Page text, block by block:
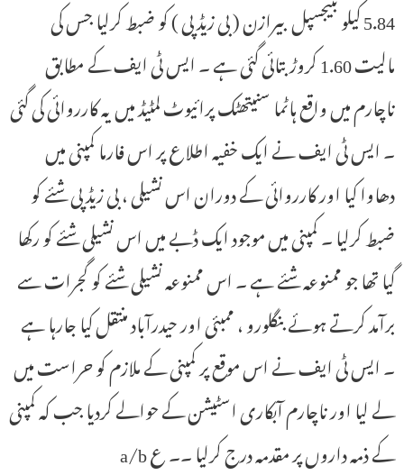
5.84 کیلو بنیجسپل بیرازن ( بی زیڈ پی ) کو ضبط کرلیا جس کی
مالیت 1.60 کروڑ بتائی گئی ہے ۔ ایس ٹی ایف کے مطابق
ناچارم میں واقع ہاٹما سنیتھٹک پرائیوٹ لمٹیڈ میں یہ کارروائی کی گئی
۔ ایس ٹی ایف نے ایک خفیہ اطلاع پر اس فارما کمپنی میں
دھاوا کیا اور کارروائی کے دوران اس نشیلی ، بی زیڈ پی شئے کو
ضبط کرلیا ۔ کمپنی میں موجود ایک ڈبے میں اس نشیلی شئے کو رکھا
گیا تھا جو ممنوعہ شئے ہے ۔ اس ممنوعہ نشیلی شئے کو گجرات سے
برآمد کرتے ہوئے بنگلورو ، ممبئی اور حیدرآباد منتقل کیا جارہا ہے
۔ ایس ٹی ایف نے اس موقع پر کمپنی کے ملازم کو حراست میں
لے لیا اور ناچارم آبکاری اسٹیشن کے حوالے کردیا جب کہ کمپنی
کے ذمہ داروں پر مقدمہ درج کرلیا ۔۔ ع a/b